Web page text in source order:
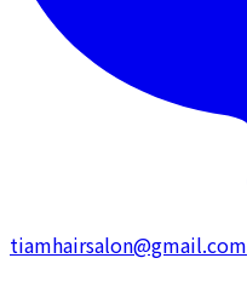
tiamhairsalon@gmail.com